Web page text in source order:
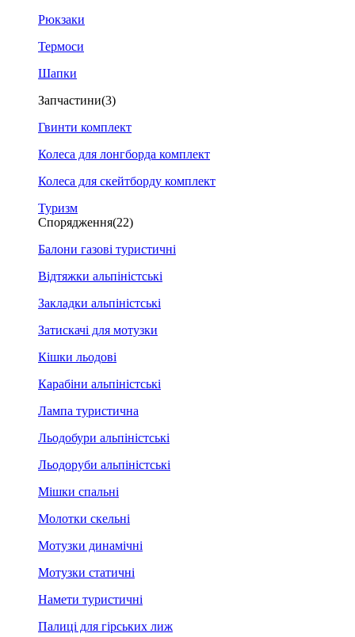
Рюкзаки
Термоси
Шапки
Запчастини(3)
Гвинти комплект
Колеса для лонгборда комплект
Колеса для скейтборду комплект
Туризм
Спорядження(22)
Балони газові туристичні
Відтяжки альпіністські
Закладки альпіністські
Затискачі для мотузки
Кішки льодові
Карабіни альпіністські
Лампа туристична
Льодобури альпіністські
Льодоруби альпіністські
Мішки спальні
Молотки скельні
Мотузки динамічні
Мотузки статичні
Намети туристичні
Палиці для гірських лиж